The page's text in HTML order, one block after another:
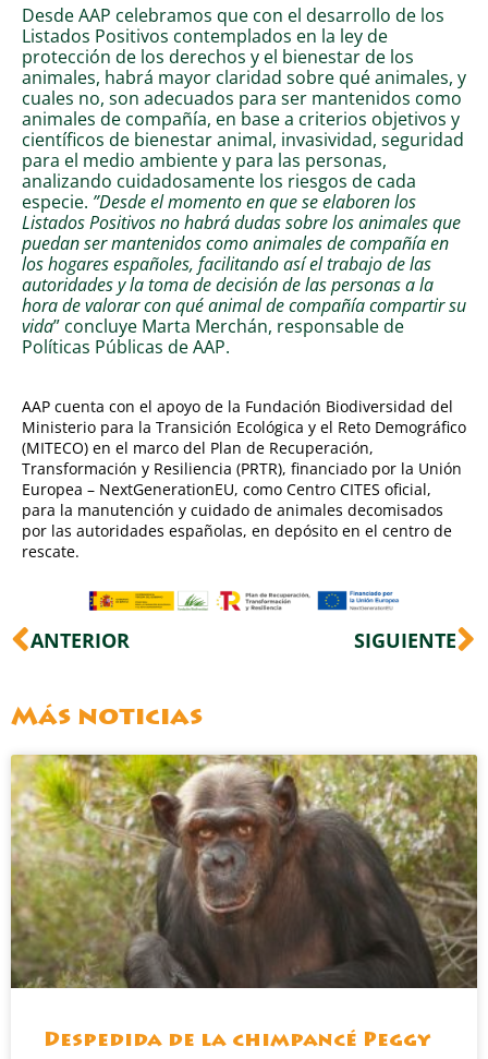
Desde AAP celebramos que con el desarrollo de los
Listados Positivos contemplados en la ley de
protección de los derechos y el bienestar de los
animales, habrá mayor claridad sobre qué animales, y
cuales no, son adecuados para ser mantenidos como
animales de compañía, en base a criterios objetivos y
científicos de bienestar animal, invasividad, seguridad
para el medio ambiente y para las personas,
analizando cuidadosamente los riesgos de cada
especie. ”Desde el momento en que se elaboren los
Listados Positivos no habrá dudas sobre los animales que
puedan ser mantenidos como animales de compañía en
los hogares españoles, facilitando así el trabajo de las
autoridades y la toma de decisión de las personas a la
hora de valorar con qué animal de compañía compartir su
vida” concluye Marta Merchán, responsable de
Políticas Públicas de AAP.
AAP cuenta con el apoyo de la Fundación Biodiversidad del
Ministerio para la Transición Ecológica y el Reto Demográfico
(MITECO) en el marco del Plan de Recuperación,
Transformación y Resiliencia (PRTR), financiado por la Unión
Europea – NextGenerationEU, como Centro CITES oficial,
para la manutención y cuidado de animales decomisados
por las autoridades españolas, en depósito en el centro de
rescate.
Ant
ANTERIOR SIGUIENTE
Más noticias
Despedida de la chimpancé Peggy